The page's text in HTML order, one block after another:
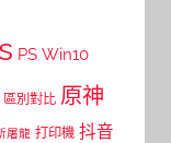
PS Win10
區別對比 原神
屠龍 打印機 抖音